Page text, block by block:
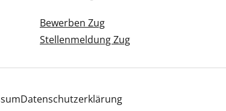
Bewerben Zug
Stellenmeldung Zug
Datenschutzerklärung